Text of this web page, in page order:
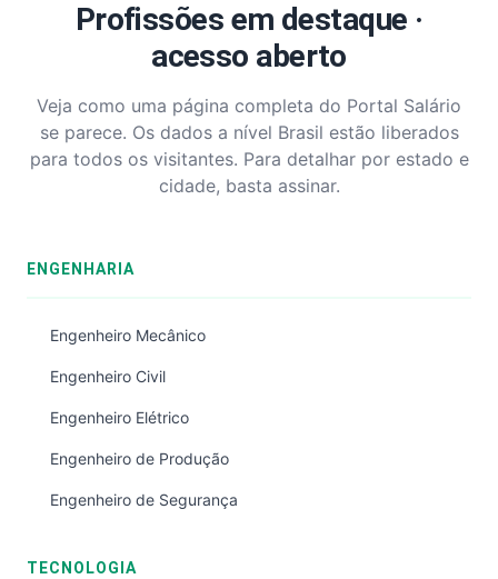
Profissões em destaque ·
acesso aberto
Veja como uma página completa do Portal Salário
se parece. Os dados a nível Brasil estão liberados
para todos os visitantes. Para detalhar por estado e
cidade, basta assinar.
ENGENHARIA
Engenheiro Mecânico
Engenheiro Civil
Engenheiro Elétrico
Engenheiro de Produção
Engenheiro de Segurança
TECNOLOGIA